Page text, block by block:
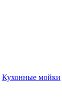
Кухонные мойки